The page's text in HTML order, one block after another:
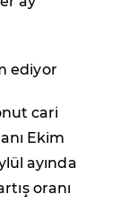
ediyor
cari
Ekim
ayında
oranı